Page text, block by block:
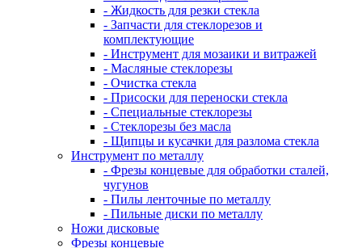
- Жидкость для резки стекла
- Запчасти для стеклорезов и
комплектующие
- Инструмент для мозаики и витражей
- Масляные стеклорезы
- Очистка стекла
- Присоски для переноски стекла
- Специальные стеклорезы
- Стеклорезы без масла
- Щипцы и кусачки для разлома стекла
Инструмент по металлу
- Фрезы концевые для обработки сталей,
чугунов
- Пилы ленточные по металлу
- Пильные диски по металлу
Ножи дисковые
Фрезы концевые